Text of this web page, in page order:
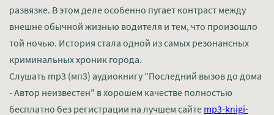
развязке. В этом деле особенно пугает контраст между
внешне обычной жизнью водителя и тем, что произошло
той ночью. История стала одной из самых резонансных
криминальных хроник города.
Слушать mp3 (мп3) аудиокнигу "Последний вызов до дома
- Автор неизвестен" в хорошем качестве полностью
бесплатно без регистрации на лучшем сайте mp3-knigi-